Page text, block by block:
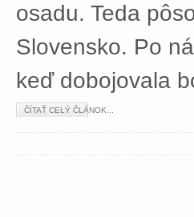
osadu. Teda
Slovensko. Po
keď dobojovala
ČÍTAŤ CELÝ ČLÁNOK...